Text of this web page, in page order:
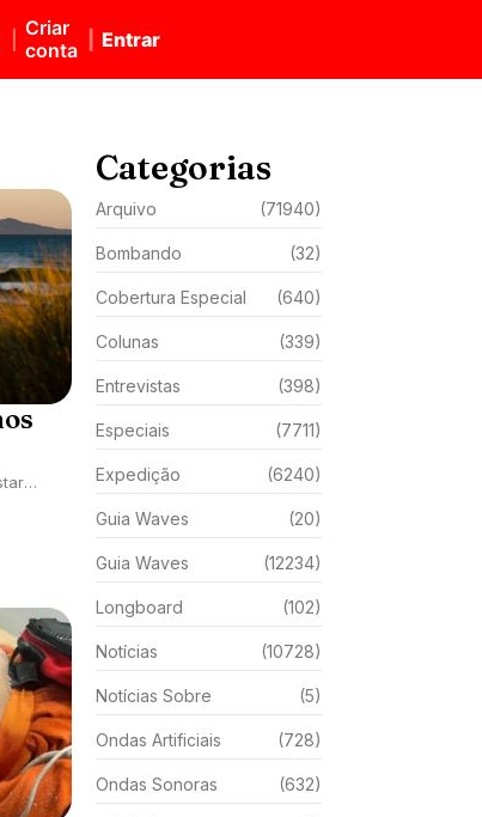
Criar
conta
Entrar
Categorias
Arquivo (71940)
Bombando (32)
Cobertura Especial (640)
Colunas (339)
Entrevistas (398)
Especiais (7711)
Expedição (6240)
Guia Waves (20)
Guia Waves (12234)
Longboard (102)
Notícias (10728)
Notícias Sobre (5)
Ondas Artificiais (728)
Ondas Sonoras (632)